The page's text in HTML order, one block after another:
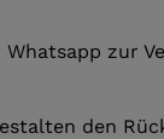
zur
den